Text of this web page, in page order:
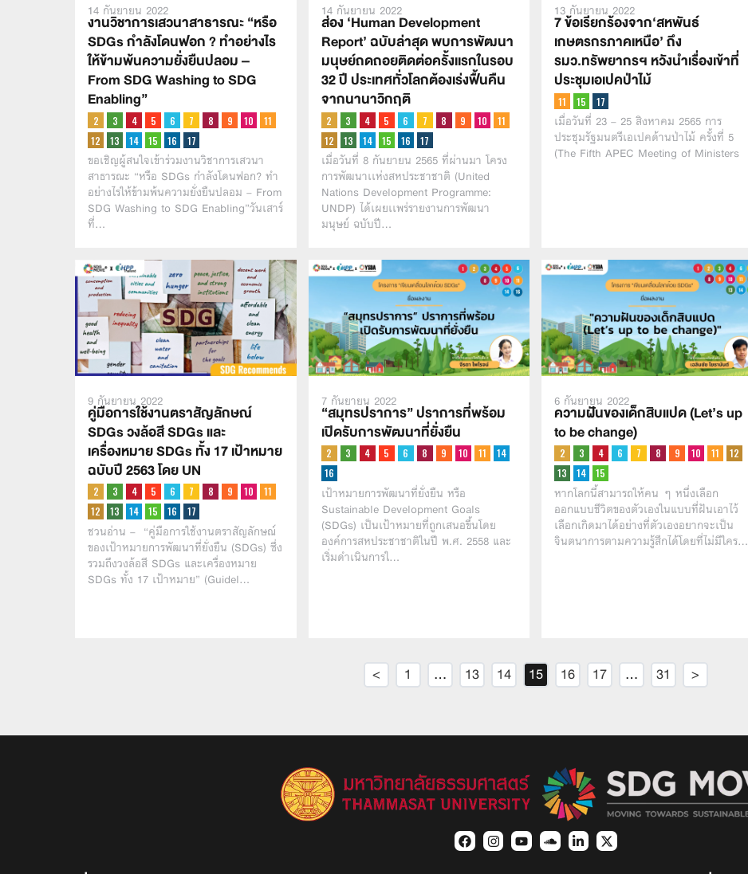
14 กันยายน 2022
งานวิชาการเสวนาสาธารณะ “หรือ
SDGs กำลังโดนฟอก ? ทำอย่างไร
ให้ข้ามพ้นความยั่งยืนปลอม –
From SDG Washing to SDG
Enabling”
ขอเชิญผู้สนใจเข้าร่วมงานวิชาการเสวนา
สาธารณะ “หรือ SDGs กำลังโดนฟอก? ทำ
อย่างไรให้ข้ามพ้นความยั่งยืนปลอม – From
SDG Washing to SDG Enabling”วันเสาร์
ที่…
14 กันยายน 2022
ส่อง ‘Human Development
Report’ ฉบับล่าสุด พบการพัฒนา
มนุษย์ถดถอยติดต่อครั้งเเรกในรอบ
32 ปี ประเทศทั่วโลกต้องเร่งฟื้นคืน
จากนานาวิกฤติ
เมื่อวันที่ 8 กันยายน 2565 ที่ผ่านมา โครง
การพัฒนาเเห่งสหประชาชาติ (United
Nations Development Programme:
UNDP) ได้เผยเเพร่รายงานการพัฒนา
มนุษย์ ฉบับปี…
13 กันยายน 2022
7 ข้อเรียกร้องจาก‘สหพันธ์
เกษตรกรภาคเหนือ’ ถึง
รมว.ทรัพยากรฯ หวังนำเรื่องเข้าที่
ประชุมเอเปคป่าไม้
เมื่อวันที่ 23 – 25 สิงหาคม 2565 การ
ประชุมรัฐมนตรีเอเปคด้านป่าไม้ ครั้งที่ 5
(The Fifth APEC Meeting of Ministers
9 กันยายน 2022
คู่มือการใช้งานตราสัญลักษณ์
SDGs วงล้อสี SDGs และ
เครื่องหมาย SDGs ทั้ง 17 เป้าหมาย
ฉบับปี 2563 โดย UN
ชวนอ่าน – “คู่มือการใช้งานตราสัญลักษณ์
ของเป้าหมายการพัฒนาที่ยั่งยืน (SDGs) ซึ่ง
รวมถึงวงล้อสี SDGs และเครื่องหมาย
SDGs ทั้ง 17 เป้าหมาย” (Guidel…
7 กันยายน 2022
“สมุทรปราการ” ปราการที่พร้อม
เปิดรับการพัฒนาที่ยั่งยืน
เป้าหมายการพัฒนาที่ยั่งยืน หรือ
Sustainable Development Goals
(SDGs) เป็นเป้าหมายที่ถูกเสนอขึ้นโดย
องค์การสหประชาชาติในปี พ.ศ. 2558 และ
เริ่มดำเนินการใ…
6 กันยายน 2022
ความฝันของเด็กสิบแปด (Let’s up
to be change)
หากโลกนี้สามารถให้คน ๆ หนึ่งเลือก
ออกแบบชีวิตของตัวเองในแบบที่ฝันเอาไว้
เลือกเกิดมาได้อย่างที่ตัวเองอยากจะเป็น
จินตนาการตามความรู้สึกได้โดยที่ไม่มีใคร…
< 1 … 13 14 15 16 17 … 31 >